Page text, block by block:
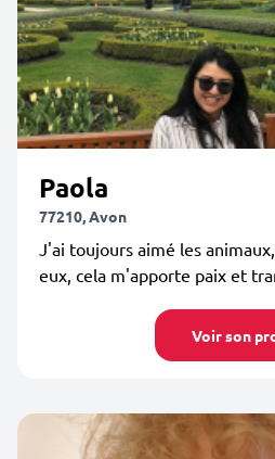
Paola
77210, Avon
J'ai toujours aimé les
eux, cela m'apporte paix et
Voir son